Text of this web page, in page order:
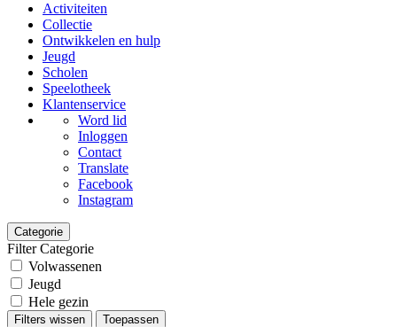
Activiteiten
Collectie
Ontwikkelen en hulp
Jeugd
Scholen
Speelotheek
Klantenservice
Word lid
Inloggen
Contact
Translate
Facebook
Instagram
Categorie
Filter Categorie
Volwassenen
Jeugd
Hele gezin
Filters wissen
Toepassen